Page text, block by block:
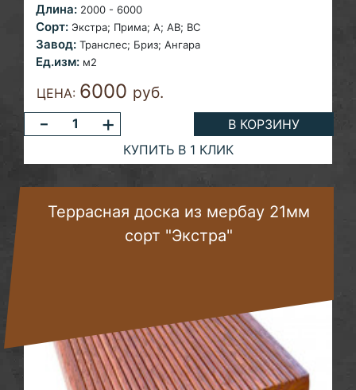
Длина: 2000 - 6000
Сорт: Экстра; Прима; A; AB; ВС
Завод: Транслес; Бриз; Ангара
Ед.изм: м2
ЦЕНА: 6000 руб.
- +
В КОРЗИНУ
КУПИТЬ В 1 КЛИК
Террасная доска из мербау 21мм
сорт "Экстра"